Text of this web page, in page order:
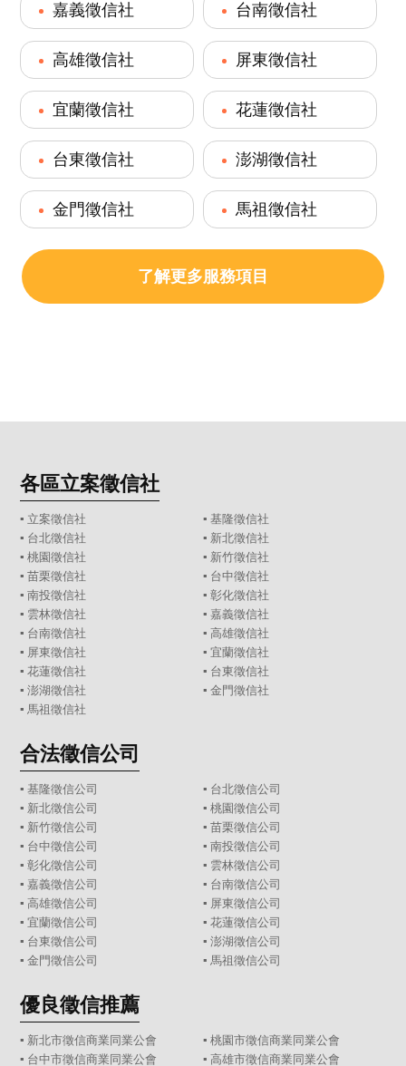
嘉義徵信社 台南徵信社
高雄徵信社 屏東徵信社
宜蘭徵信社 花蓮徵信社
台東徵信社 澎湖徵信社
金門徵信社 馬祖徵信社
了解更多服務項目
各區立案徵信社
▪ 立案徵信社 ▪ 基隆徵信社
▪ 台北徵信社 ▪ 新北徵信社
▪桃園徵信社 ▪ 新竹徵信社
▪苗栗徵信社 ▪ 台中徵信社
▪南投徵信社 ▪ 彰化徵信社
▪ 雲林徵信社 ▪ 嘉義徵信社
▪ 台南徵信社 ▪ 高雄徵信社
▪ 屏東徵信社 ▪ 宜蘭徵信社
▪花蓮徵信社 ▪ 台東徵信社
▪澎湖徵信社 ▪ 金門徵信社
▪馬祖徵信社
合法徵信公司
▪基隆徵信公司 ▪ 台北徵信公司
▪ 新北徵信公司 ▪ 桃園徵信公司
▪ 新竹徵信公司 ▪ 苗栗徵信公司
▪ 台中徵信公司 ▪ 南投徵信公司
▪彰化徵信公司 ▪ 雲林徵信公司
▪嘉義徵信公司 ▪ 台南徵信公司
▪高雄徵信公司 ▪ 屏東徵信公司
▪宜蘭徵信公司 ▪ 花蓮徵信公司
▪ 台東徵信公司 ▪ 澎湖徵信公司
▪金門徵信公司 ▪ 馬祖徵信公司
優良徵信推薦
▪ 新北市徵信商業同業公會
▪ 桃園市徵信商業同業公會
▪ 台中市徵信商業同業公會
▪ 高雄市徵信商業同業公會